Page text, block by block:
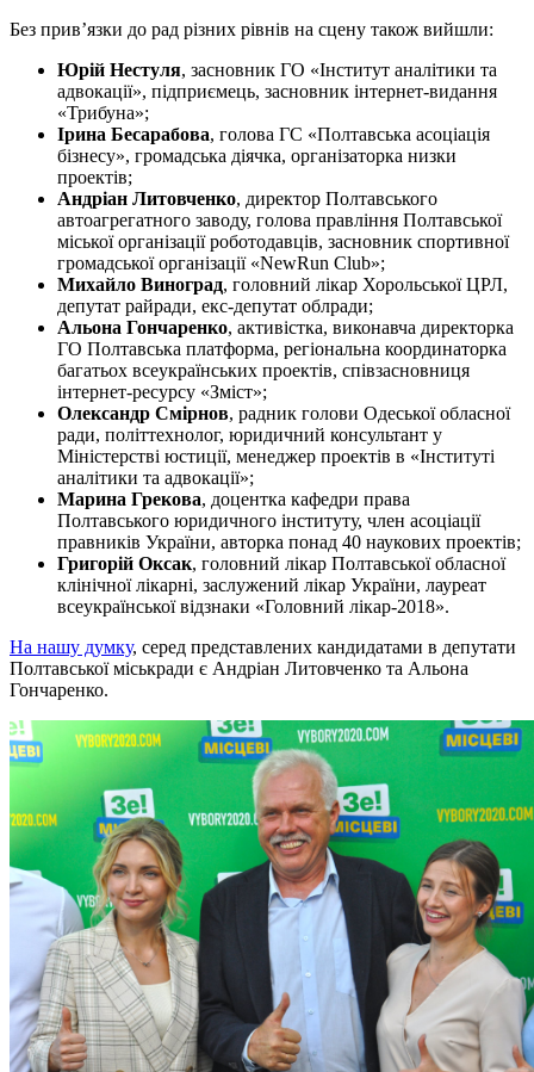
Без прив’язки до рад різних рівнів на сцену також вийшли:
Юрій Нестуля, засновник ГО «Інститут аналітики та
адвокації», підприємець, засновник інтернет-видання
«Трибуна»;
Ірина Бесарабова, голова ГС «Полтавська асоціація
бізнесу», громадська діячка, організаторка низки
проектів;
Андріан Литовченко, директор Полтавського
автоагрегатного заводу, голова правління Полтавської
міської організації роботодавців, засновник спортивної
громадської організації «NewRun Club»;
Михайло Виноград, головний лікар Хорольської ЦРЛ,
депутат райради, екс-депутат облради;
Альона Гончаренко, активістка, виконавча директорка
ГО Полтавська платформа, регіональна координаторка
багатьох всеукраїнських проектів, співзасновниця
інтернет-ресурсу «Зміст»;
Олександр Смірнов, радник голови Одеської обласної
ради, політтехнолог, юридичний консультант у
Міністерстві юстиції, менеджер проектів в «Інституті
аналітики та адвокації»;
Марина Грекова, доцентка кафедри права
Полтавського юридичного інституту, член асоціації
правників України, авторка понад 40 наукових проектів;
Григорій Оксак, головний лікар Полтавської обласної
клінічної лікарні, заслужений лікар України, лауреат
всеукраїнської відзнаки «Головний лікар-2018».
На нашу думку, серед представлених кандидатами в депутати
Полтавської міськради є Андріан Литовченко та Альона
Гончаренко.